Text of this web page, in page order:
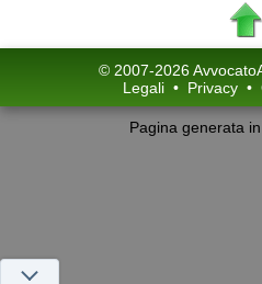
© 2007-2026
Legali • Privacy •
Pagina generata